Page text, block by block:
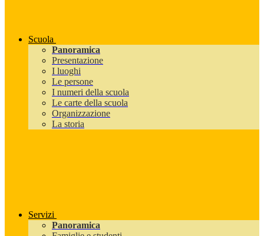
Scuola
Panoramica
Presentazione
I luoghi
Le persone
I numeri della scuola
Le carte della scuola
Organizzazione
La storia
Servizi
Panoramica